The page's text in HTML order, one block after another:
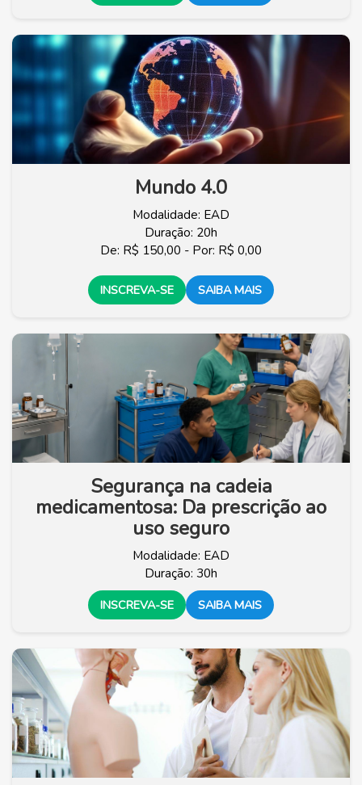
Mundo 4.0
Modalidade: EAD
Duração: 20h
De: R$ 150,00 - Por: R$ 0,00
INSCREVA-SE SAIBA MAIS
Segurança na cadeia
medicamentosa: Da prescrição ao
uso seguro
Modalidade: EAD
Duração: 30h
INSCREVA-SE
SAIBA MAIS